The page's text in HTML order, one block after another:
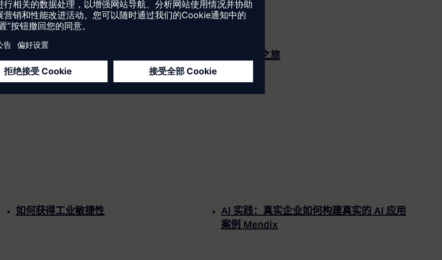
人机协作之旅
如何获得工业敏捷性
AI 实践：真实企业如何构建真实的 AI 应用
案例 Mendix